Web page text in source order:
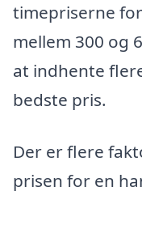
timepriserne
mellem 300 og
at indhente
bedste pris.
Der er flere
prisen for en